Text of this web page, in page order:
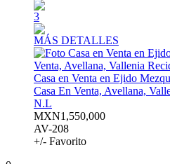
3
MÁS DETALLES
Casa en Venta en Ejido
Casa En Venta, Avellana,
N.L
MXN1,550,000
AV-208
+/- Favorito